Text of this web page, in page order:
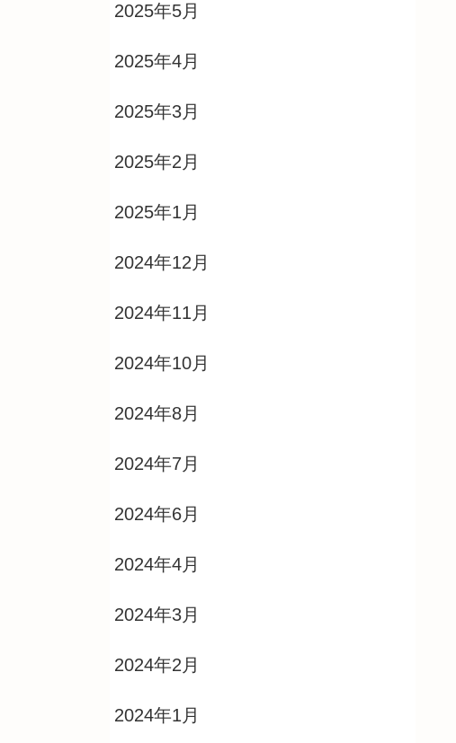
2025年5月
2025年4月
2025年3月
2025年2月
2025年1月
2024年12月
2024年11月
2024年10月
2024年8月
2024年7月
2024年6月
2024年4月
2024年3月
2024年2月
2024年1月